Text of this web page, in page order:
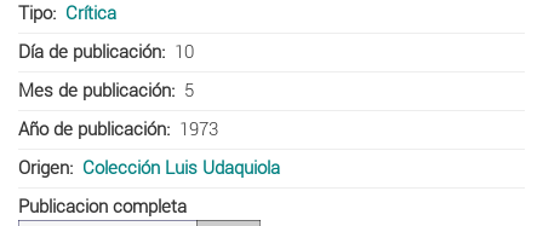
Tipo
Crítica
Día de publicación
10
Mes de publicación
5
Año de publicación
1973
Origen
Colección Luis Udaquiola
Publicacion completa